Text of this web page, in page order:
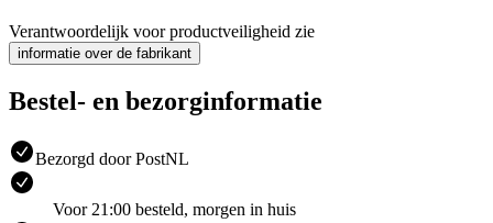
Verantwoordelijk voor productveiligheid zie
informatie over de fabrikant
Bestel- en bezorginformatie
Bezorgd door PostNL
Voor 21:00 besteld, morgen in huis